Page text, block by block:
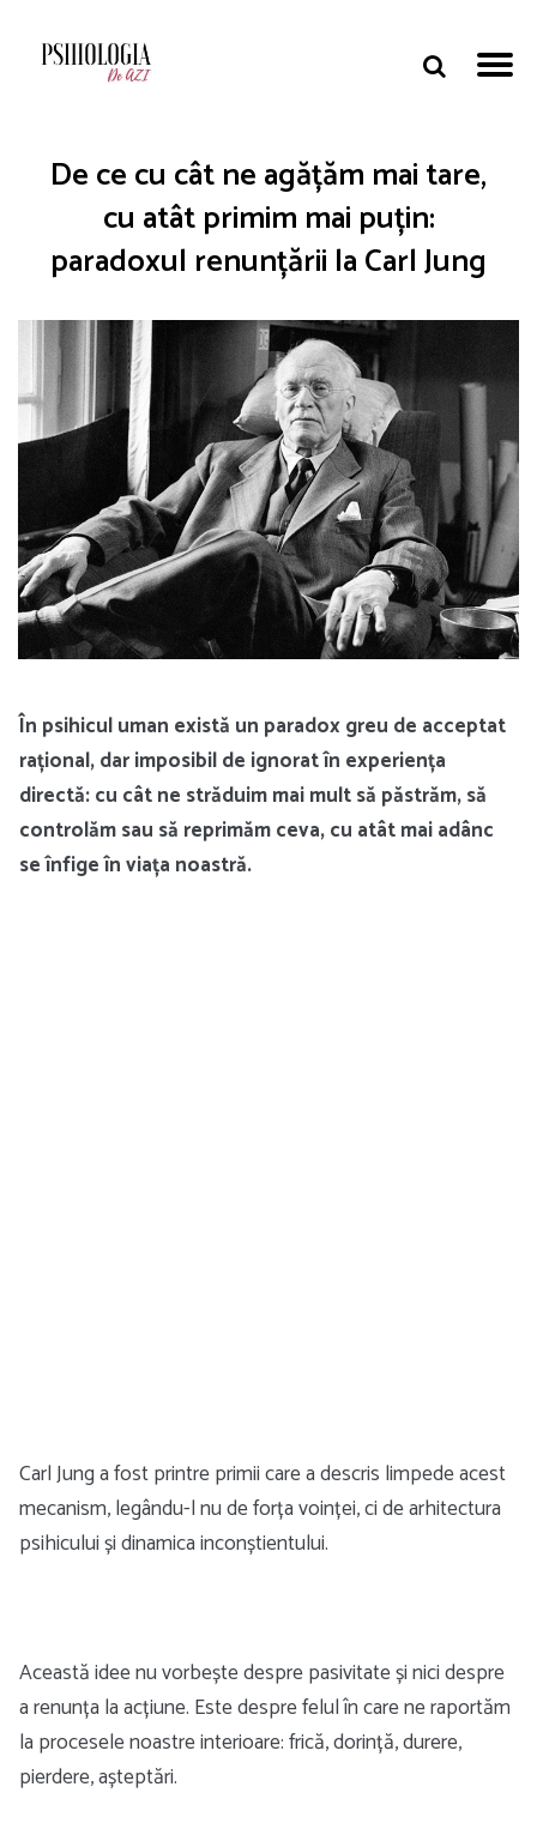
De ce cu cât ne agățăm mai tare,
cu atât primim mai puțin:
paradoxul renunțării la Carl Jung
În psihicul uman există un paradox greu de acceptat
rațional, dar imposibil de ignorat în experiența
directă: cu cât ne străduim mai mult să păstrăm, să
controlăm sau să reprimăm ceva, cu atât mai adânc
se înfige în viața noastră.
Carl Jung a fost printre primii care a descris limpede acest
mecanism, legându-l nu de forța voinței, ci de arhitectura
psihicului și dinamica inconștientului.
Această idee nu vorbește despre pasivitate și nici despre
a renunța la acțiune. Este despre felul în care ne raportăm
la procesele noastre interioare: frică, dorință, durere,
pierdere, așteptări.